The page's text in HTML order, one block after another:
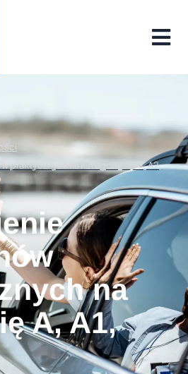
praktycznych na kategorię A, A1, A2,
na
A, A1,